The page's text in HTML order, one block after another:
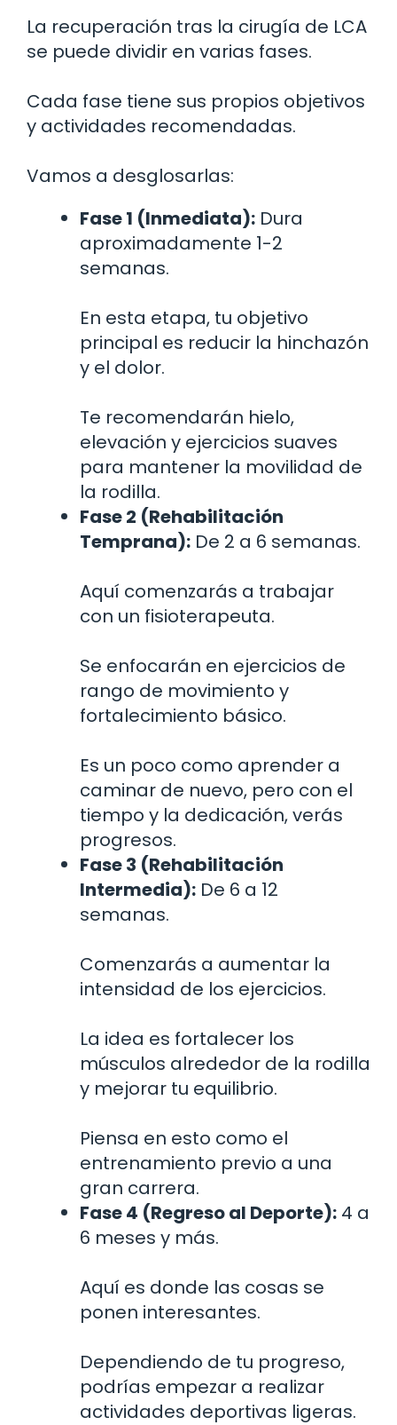
La recuperación tras la cirugía de LCA
se puede dividir en varias fases.
Cada fase tiene sus propios objetivos
y actividades recomendadas.
Vamos a desglosarlas:
Fase 1 (Inmediata): Dura
aproximadamente 1-2
semanas.
En esta etapa, tu objetivo
principal es reducir la hinchazón
y el dolor.
Te recomendarán hielo,
elevación y ejercicios suaves
para mantener la movilidad de
la rodilla.
Fase 2 (Rehabilitación
Temprana): De 2 a 6 semanas.
Aquí comenzarás a trabajar
con un fisioterapeuta.
Se enfocarán en ejercicios de
rango de movimiento y
fortalecimiento básico.
Es un poco como aprender a
caminar de nuevo, pero con el
tiempo y la dedicación, verás
progresos.
Fase 3 (Rehabilitación
Intermedia): De 6 a 12
semanas.
Comenzarás a aumentar la
intensidad de los ejercicios.
La idea es fortalecer los
músculos alrededor de la rodilla
y mejorar tu equilibrio.
Piensa en esto como el
entrenamiento previo a una
gran carrera.
Fase 4 (Regreso al Deporte): 4 a
6 meses y más.
Aquí es donde las cosas se
ponen interesantes.
Dependiendo de tu progreso,
podrías empezar a realizar
actividades deportivas ligeras.